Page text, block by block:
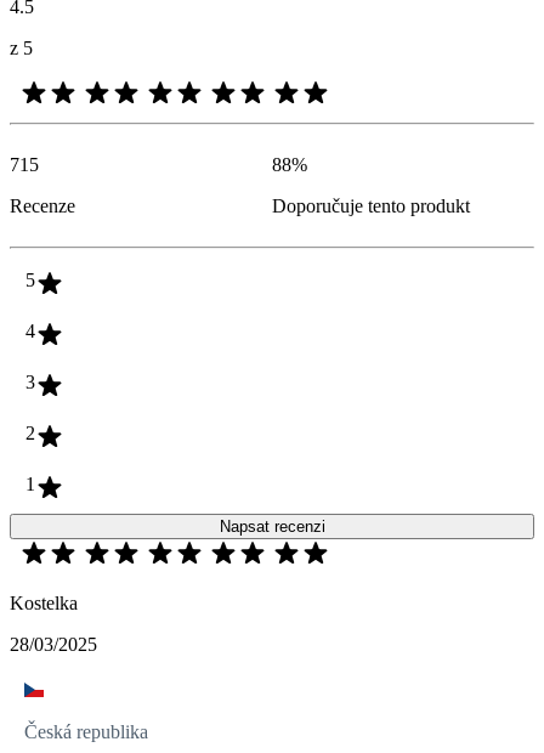
4.5
z 5
715
Recenze
88%
Doporučuje tento produkt
5
4
3
2
1
Napsat recenzi
Kostelka
28/03/2025
Česká republika